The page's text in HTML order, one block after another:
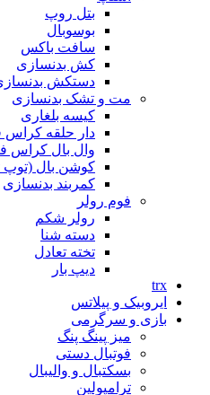
بتل روپ
بوسوبال
سافت باکس
کش بدنسازی
دستکش
مت و تشک بدنسازی
کیسه بلغاری
دار حلقه کراس
وال بال کراس
کوشن بال (توپ
کمربند بدنسازی
فوم رولر
رولر شکم
دسته شنا
تخته تعادل
دیپ بار
trx
ایروبیک و پیلاتس
بازی و سرگرمی
میز پینگ پنگ
فوتبال دستی
بسکتبال و والیبال
ترامپولین